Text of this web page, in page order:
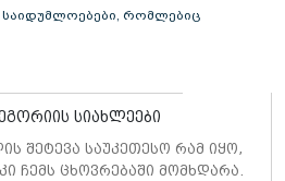
რომლებიც
სიახლეები
შეტევა საუკეთესო რამ იყო,
ჩემს ცხოვრებაში მომხდარა.